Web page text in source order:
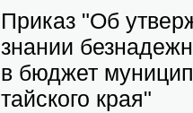
При­каз "Об
зна­нии
в бюд­жет
тай­ско­го края"